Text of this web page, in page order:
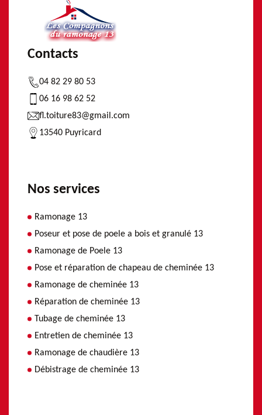
Contacts
04 82 29 80 53
06 16 98 62 52
fl.toiture83@gmail.com
13540 Puyricard
Nos services
Ramonage 13
Poseur et pose de poele a bois et granulé 13
Ramonage de Poele 13
Pose et réparation de chapeau de cheminée 13
Ramonage de cheminée 13
Réparation de cheminée 13
Tubage de cheminée 13
Entretien de cheminée 13
Ramonage de chaudière 13
Débistrage de cheminée 13